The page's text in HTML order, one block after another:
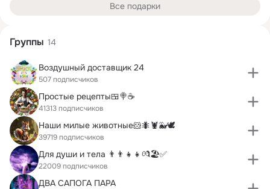
Все подарки
Группы 14
Воздушный доставщик 24
507 подписчиков
Простые рецепты🍱🍭☕️
41313 подписчиков
Наши милые животные🐹🐜🦞🐳🕊
39719 подписчиков
Для души и тела 👨‍👨‍👧‍👧💏🏖✅
22009 подписчиков
ДВА САПОГА ПАРА